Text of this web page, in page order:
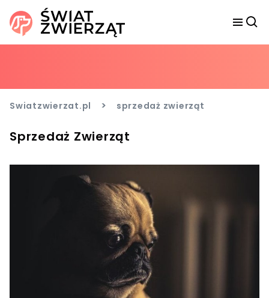
Swiatzwierzat.pl > sprzedaż zwierząt
Sprzedaż Zwierząt